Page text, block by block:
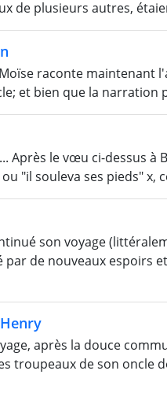
de plusieurs autres,
raconte maintenant
et bien que la narration
Après le vœu ci-dessus
"il souleva ses pieds" x,
son voyage
de nouveaux espoirs
après la douce
troupeaux de son oncle